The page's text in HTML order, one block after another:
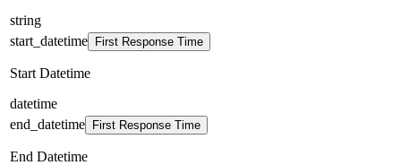
string
start_datetime
First Response Time
Start Datetime
datetime
end_datetime
First Response Time
End Datetime